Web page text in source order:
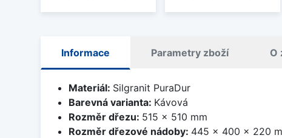
Informace Parametry zboží O
Materiál: Silgranit PuraDur
Barevná varianta: Kávová
Rozměr dřezu: 515 x 510 mm
Rozměr dřezové nádoby: 445 x 400 x 220